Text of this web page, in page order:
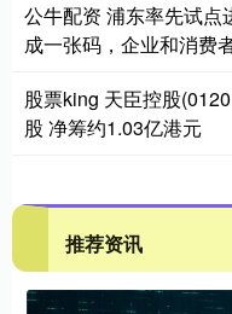
公牛配资 浦东率先试点
成一张码，企业和消费
股票king 天臣控股
股 净筹约1.03亿港元
推荐资讯